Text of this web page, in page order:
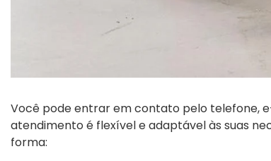
Você pode entrar em contato pelo telefone,
atendimento é flexível e adaptável às suas
forma: